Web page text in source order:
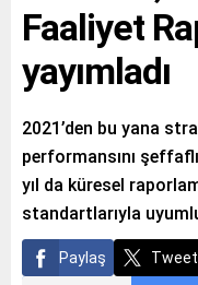
Faaliyet
yayımladı
2021’den bu yana
performansını
yıl da küresel
standartlarıyla
Paylaş